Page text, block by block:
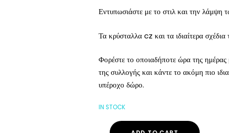
Εντυπωσιάστε με το στιλ και την
Τα κρύσταλλα cz και τα ιδιαίτερα
Φορέστε το οποιαδήποτε ώρα της
της συλλογής και κάντε το ακόμη πιο
υπέροχο δώρο.
IN STOCK